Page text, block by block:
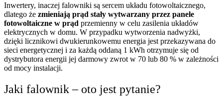
Inwertery, inaczej falowniki są sercem układu fotowoltaicznego,
dlatego że zmieniają prąd stały wytwarzany przez panele
fotowoltaiczne w prąd przemienny w celu zasilenia układów
elektrycznych w domu. W przypadku wytworzenia nadwyżki,
dzięki licznikowi dwukierunkowemu energia jest przekazywana do
sieci energetycznej i za każdą oddaną 1 kWh otrzymuje się od
dystrybutora energii jej darmowy zwrot w 70 lub 80 % w zależności
od mocy instalacji.
Jaki falownik – oto jest pytanie?